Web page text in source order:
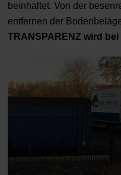
beinhaltet. Von der
entfernen der
TRANSPARENZ wird